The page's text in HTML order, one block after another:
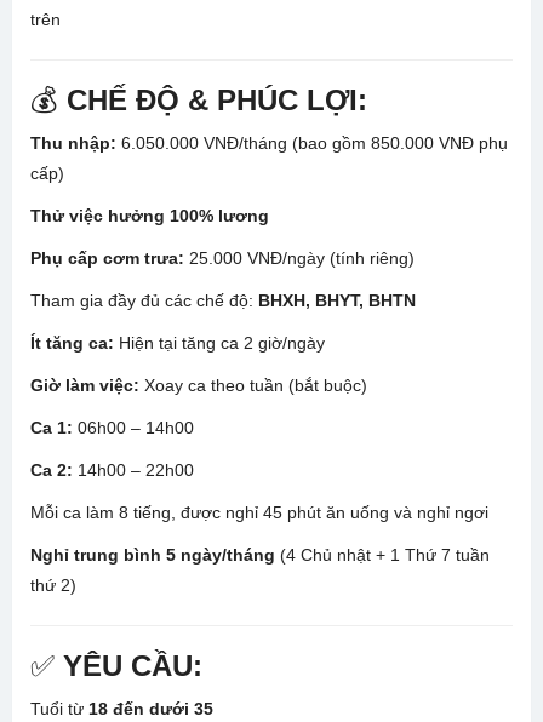
trên
💰 CHẾ ĐỘ & PHÚC LỢI:
Thu nhập: 6.050.000 VNĐ/tháng (bao gồm 850.000 VNĐ phụ
cấp)
Thử việc hưởng 100% lương
Phụ cấp cơm trưa: 25.000 VNĐ/ngày (tính riêng)
Tham gia đầy đủ các chế độ: BHXH, BHYT, BHTN
Ít tăng ca: Hiện tại tăng ca 2 giờ/ngày
Giờ làm việc: Xoay ca theo tuần (bắt buộc)
Ca 1: 06h00 – 14h00
Ca 2: 14h00 – 22h00
Mỗi ca làm 8 tiếng, được nghỉ 45 phút ăn uống và nghỉ ngơi
Nghỉ trung bình 5 ngày/tháng (4 Chủ nhật + 1 Thứ 7 tuần
thứ 2)
✅ YÊU CẦU:
Tuổi từ 18 đến dưới 35